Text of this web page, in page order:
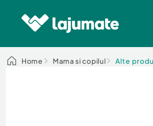
Home Mama si copilul Alte